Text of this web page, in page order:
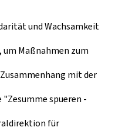
und Wachsamkeit
Maßnahmen zum
mit der
spueren -
für